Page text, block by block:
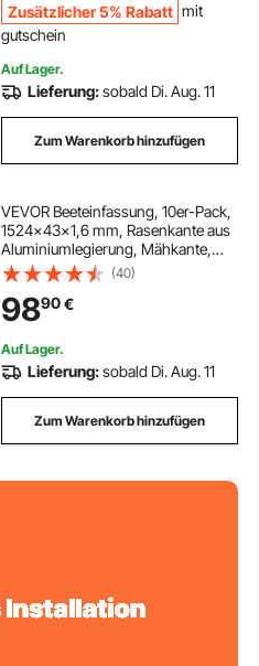
kleine bank metall
Zusätzlicher 5% Rabatt mit
gutschein
Auf Lager.
Lieferung:sobald Di. Aug. 11
Zum Warenkorb hinzufügen
VEVOR Beeteinfassung, 10er-Pack,
1524x43x1,6 mm, Rasenkante aus
Aluminiumlegierung, Mähkante,
biegbare Beetumrandung,
Garteneinfassung, robuste
Rasenbegrenzung für Blumenbeete,
Hofwege
(40)
9890€
Auf Lager.
Lieferung:sobald Di. Aug. 11
Zum Warenkorb hinzufügen